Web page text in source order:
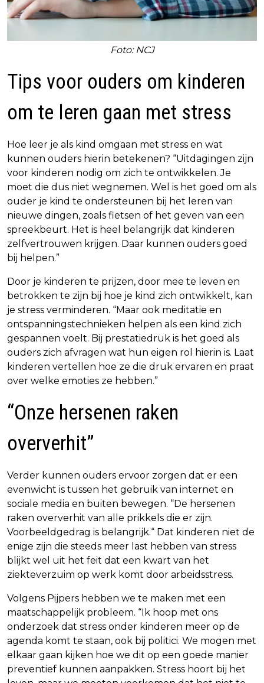
Foto: NCJ
Tips voor ouders om kinderen
om te leren gaan met stress
Hoe leer je als kind omgaan met stress en wat
kunnen ouders hierin betekenen? “Uitdagingen zijn
voor kinderen nodig om zich te ontwikkelen. Je
moet die dus niet wegnemen. Wel is het goed om als
ouder je kind te ondersteunen bij het leren van
nieuwe dingen, zoals fietsen of het geven van een
spreekbeurt. Het is heel belangrijk dat kinderen
zelfvertrouwen krijgen. Daar kunnen ouders goed
bij helpen.”
Door je kinderen te prijzen, door mee te leven en
betrokken te zijn bij hoe je kind zich ontwikkelt, kan
je stress verminderen. “Maar ook meditatie en
ontspanningstechnieken helpen als een kind zich
gespannen voelt. Bij prestatiedruk is het goed als
ouders zich afvragen wat hun eigen rol hierin is. Laat
kinderen vertellen hoe ze die druk ervaren en praat
over welke emoties ze hebben.”
“Onze hersenen raken
oververhit”
Verder kunnen ouders ervoor zorgen dat er een
evenwicht is tussen het gebruik van internet en
sociale media en buiten bewegen. “De hersenen
raken oververhit van alle prikkels die er zijn.
Voorbeeldgedrag is belangrijk.“ Dat kinderen niet de
enige zijn die steeds meer last hebben van stress
blijkt wel uit het feit dat een kwart van het
ziekteverzuim op werk komt door arbeidsstress.
Volgens Pijpers hebben we te maken met een
maatschappelijk probleem. “Ik hoop met ons
onderzoek dat stress onder kinderen meer op de
agenda komt te staan, ook bij politici. We mogen met
elkaar gaan kijken hoe we dit op een goede manier
preventief kunnen aanpakken. Stress hoort bij het